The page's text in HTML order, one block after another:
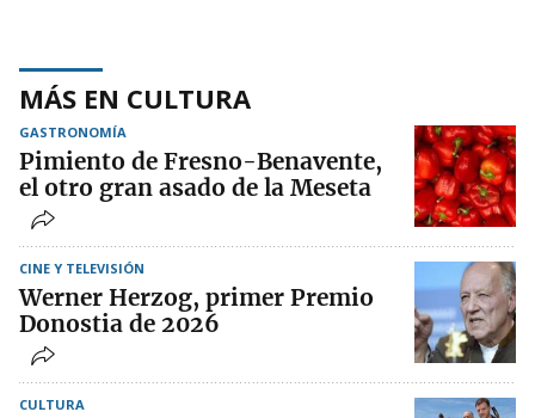
MÁS EN CULTURA
GASTRONOMÍA
Pimiento de Fresno-Benavente,
el otro gran asado de la Meseta
CINE Y TELEVISIÓN
Werner Herzog, primer Premio
Donostia de 2026
CULTURA